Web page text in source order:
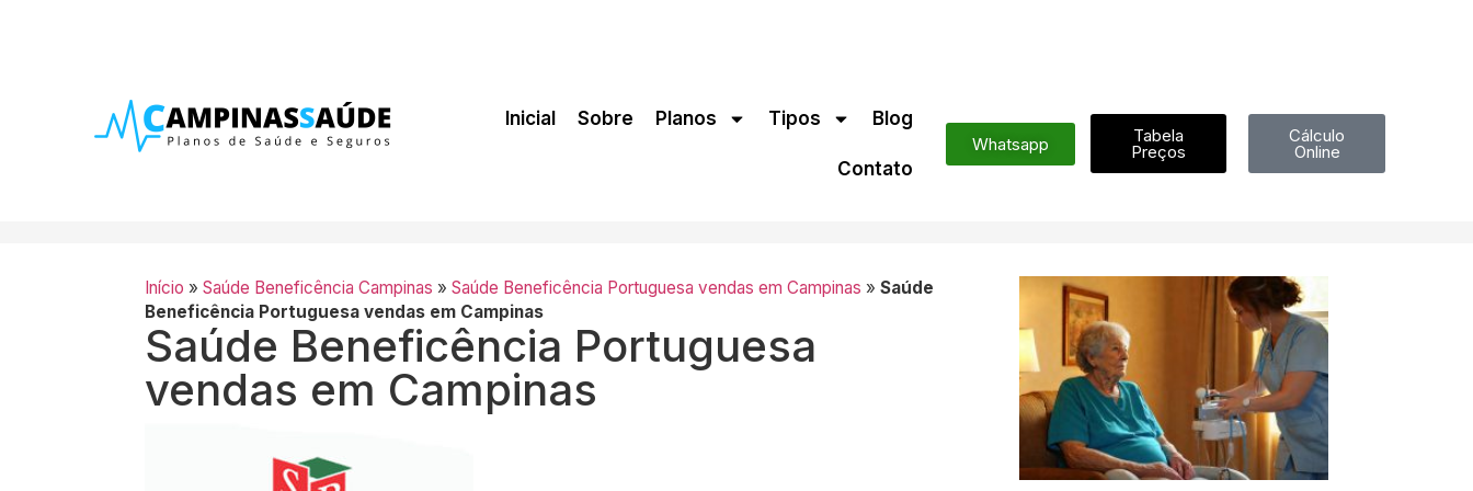
Inicial Sobre Planos Tipos Blog
Contato
Whatsapp Tabela
Preços
Cálculo
Online
Início » Saúde Beneficência Campinas » Saúde Beneficência Portuguesa vendas em Campinas » Saúde
Beneficência Portuguesa vendas em Campinas
Saúde Beneficência Portuguesa
vendas em Campinas